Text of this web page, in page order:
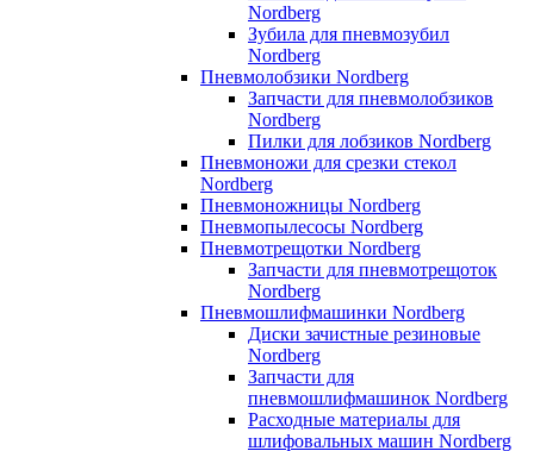
Nordberg
Зубила для пневмозубил
Nordberg
Пневмолобзики Nordberg
Запчасти для пневмолобзиков
Nordberg
Пилки для лобзиков Nordberg
Пневмоножи для срезки стекол
Nordberg
Пневмоножницы Nordberg
Пневмопылесосы Nordberg
Пневмотрещотки Nordberg
Запчасти для пневмотрещоток
Nordberg
Пневмошлифмашинки Nordberg
Диски зачистные резиновые
Nordberg
Запчасти для
пневмошлифмашинок Nordberg
Расходные материалы для
шлифовальных машин Nordberg